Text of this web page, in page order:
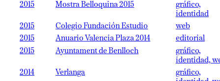
2015
Mostra Belloquina 2015
gráfico,
identidad
2015
Colegio Fundación Estudio
web
2015
Anuario Valencia Plaza 2014
editorial
2015
Ayuntament de Benlloch
gráfico,
identidad,
2014
Verlanga
gráfico,